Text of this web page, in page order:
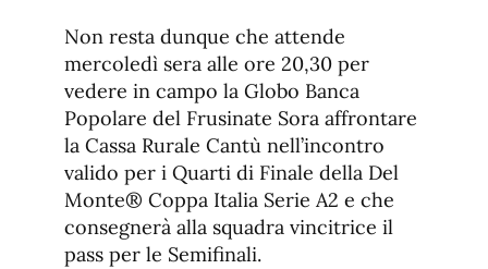
Non resta dunque che attende
mercoledì sera alle ore 20,30 per
vedere in campo la Globo Banca
Popolare del Frusinate Sora affrontare
la Cassa Rurale Cantù nell’incontro
valido per i Quarti di Finale della Del
Monte® Coppa Italia Serie A2 e che
consegnerà alla squadra vincitrice il
pass per le Semifinali.